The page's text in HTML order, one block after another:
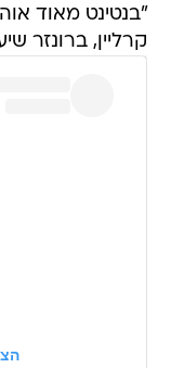
"בנטינט מאוד
קרליין, ברונזר